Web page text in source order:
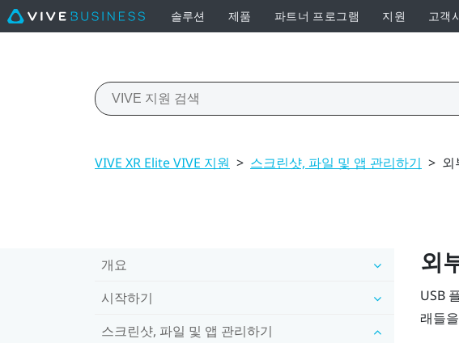
솔루션 제품 파트너 프로그램 지원 고객
VIVE XR Elite VIVE 지원 > 스크린샷, 파일 및 앱 관리하기 > 외
개요
시작하기
스크린샷, 파일 및 앱 관리하기
외
USB
래들